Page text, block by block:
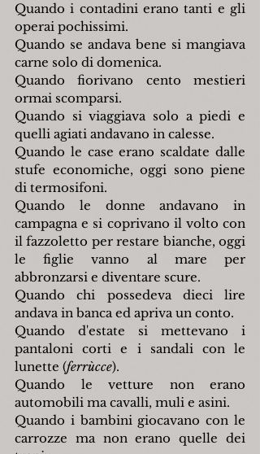
Quando i contadini erano tanti e gli
operai pochissimi.
Quando se andava bene si mangiava
carne solo di domenica.
Quando fiorivano cento mestieri
ormai scomparsi.
Quando si viaggiava solo a piedi e
quelli agiati andavano in calesse.
Quando le case erano scaldate dalle
stufe economiche, oggi sono piene
di termosifoni.
Quando le donne andavano in
campagna e si coprivano il volto con
il fazzoletto per restare bianche, oggi
le figlie vanno al mare per
abbronzarsi e diventare scure.
Quando chi possedeva dieci lire
andava in banca ed apriva un conto.
Quando d'estate si mettevano i
pantaloni corti e i sandali con le
lunette (ferrùcce).
Quando le vetture non erano
automobili ma cavalli, muli e asini.
Quando i bambini giocavano con le
carrozze ma non erano quelle dei